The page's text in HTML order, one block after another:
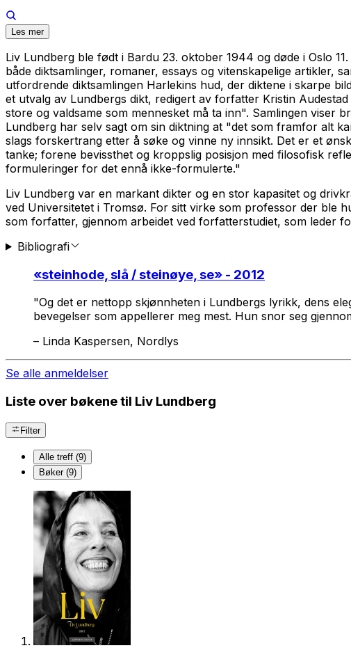
Les mer
Liv Lundberg ble født i Bardu 23. oktober 1944 og døde i Oslo
både diktsamlinger, romaner, essays og vitenskapelige
utfordrende diktsamlingen Harlekins hud, der diktene i skarpe
et utvalg av Lundbergs dikt, redigert av forfatter Kristin
store og valdsame som mennesket må ta inn". Samlingen viser
Lundberg har selv sagt om sin diktning at "det som framfor alt
slags forskertrang etter å søke og vinne ny innsikt. Det er et
tanke; forene bevissthet og kroppslig posisjon med filosofisk
formuleringer for det ennå ikke-formulerte."
Liv Lundberg var en markant dikter og en stor kapasitet og
ved Universitetet i Tromsø. For sitt virke som professor der ble
som forfatter, gjennom arbeidet ved forfatterstudiet, som leder
Bibliografi
«steinhode, slå / steinøye, se» - 2012
"Og det er nettopp skjønnheten i Lundbergs lyrikk, dens
bevegelser som appellerer meg mest. Hun snor seg
– Linda Kaspersen, Nordlys
Se alle anmeldelser
Liste over bøkene til Liv Lundberg
Filter
Alle treff (9)
Bøker (9)